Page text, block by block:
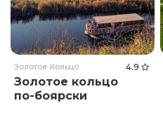
Золотое Кольцо 4.9
Золотое кольцо
по-боярски